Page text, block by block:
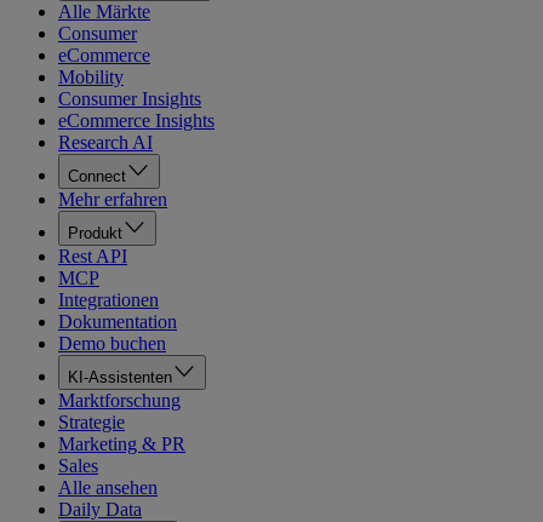
Alle Märkte
Consumer
eCommerce
Mobility
Consumer Insights
eCommerce Insights
Research AI
Connect
Mehr erfahren
Produkt
Rest API
MCP
Integrationen
Dokumentation
Demo buchen
KI-Assistenten
Marktforschung
Strategie
Marketing & PR
Sales
Alle ansehen
Daily Data